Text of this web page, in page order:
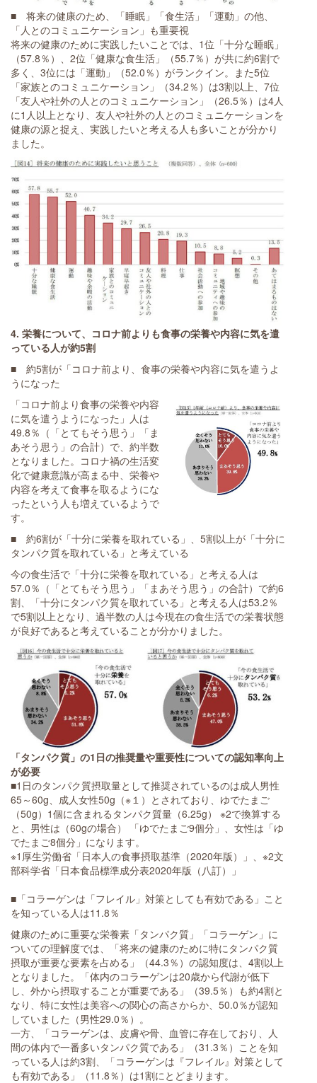
■ 将来の健康のため、「睡眠」「食生活」「運動」の他、
「人とのコミュニケーション」も重要視
将来の健康のために実践したいことでは、1位「十分な睡眠」
（57.8％）、2位「健康な食生活」（55.7％）が共に約6割で
多く、3位には「運動」（52.0％）がランクイン。また5位
「家族とのコミュニケーション」（34.2％）は3割以上、7位
「友人や社外の人とのコミュニケーション」（26.5％）は4人
に1人以上となり、友人や社外の人とのコミュニケーションを
健康の源と捉え、実践したいと考える人も多いことが分かり
ました。
4. 栄養について、 コロナ前よりも食事の栄養や内容に気を遣
っている人が約5割
■ 約5割が「コロナ前より、食事の栄養や内容に気を遣うよ
うになった
「コロナ前より食事の栄養や内容
に気を遣うようになった」人は
49.8％（「とてもそう思う」「ま
あそう思う」の合計）で、約半数
となりました。コロナ禍の生活変
化で健康意識が高まる中、栄養や
内容を考えて食事を取るようにな
ったという人も増えているようで
す。
■ 約6割が「十分に栄養を取れている」、5割以上が「十分に
タンパク質を取れている」と考えている
今の食生活で「十分に栄養を取れている」と考える人は
57.0％（「とてもそう思う」「まあそう思う」の合計）で約6
割、「十分にタンパク質を取れている」と考える人は53.2％
で5割以上となり、過半数の人は今現在の食生活での栄養状態
が良好であると考えていることが分かりました。
「タンパク質」の1日の推奨量や重要性についての認知率向上
が必要
■1日のタンパク質摂取量として推奨されているのは成人男性
65～60g、成人女性50g（※１）とされており、ゆでたまご
（50g）1個に含まれるタンパク質量（6.25g） ※2で換算する
と、男性は（60gの場合） 「ゆでたまご9個分」、女性は「ゆ
でたまご8個分」になります。
※1厚生労働省「日本人の食事摂取基準（2020年版）」、※2文
部科学省「日本食品標準成分表2020年版（八訂）」
■「コラーゲンは「フレイル」対策としても有効である」こと
を知っている人は11.8％
健康のために重要な栄養素「タンパク質」「コラーゲン」に
ついての理解度では、「将来の健康のために特にタンパク質
摂取が重要な要素を占める」（44.3％）の認知度は、4割以上
となりました。「体内のコラーゲンは20歳から代謝が低下
し、外から摂取することが重要である」（39.5％）も約4割と
なり、特に女性は美容への関心の高さからか、50.0％が認知
していました（男性29.0％）。
一方、「コラーゲンは、皮膚や骨、血管に存在しており、人
間の体内で一番多いタンパク質である」（31.3％）ことを知
っている人は約3割、「コラーゲンは『フレイル』対策として
も有効である」（11.8％）は1割にとどまります。